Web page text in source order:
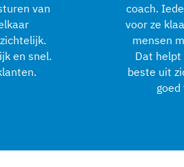
van
en snel.
coach.
voor ze
mensen
Dat helpt
beste uit